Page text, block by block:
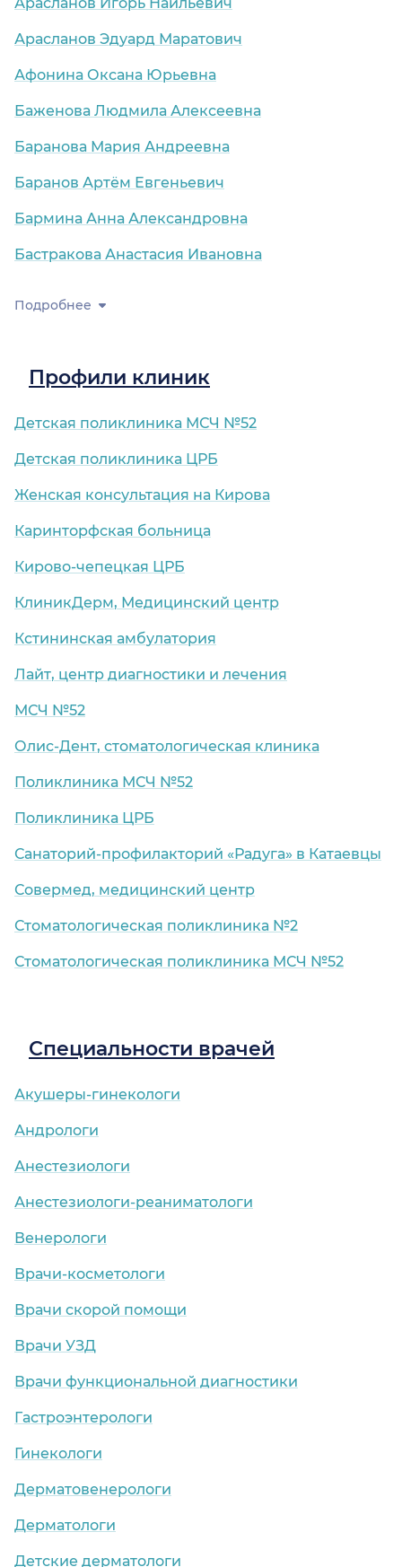
Арасланов Эдуард Маратович
Афонина Оксана Юрьевна
Баженова Людмила Алексеевна
Баранова Мария Андреевна
Баранов Артём Евгеньевич
Бармина Анна Александровна
Бастракова Анастасия Ивановна
Подробнее
Профили клиник
Детская поликлиника МСЧ №52
Детская поликлиника ЦРБ
Женская консультация на Кирова
Каринторфская больница
Кирово-чепецкая ЦРБ
КлиникДерм, Медицинский центр
Кстининская амбулатория
Лайт, центр диагностики и лечения
МСЧ №52
Олис-Дент, стоматологическая клиника
Поликлиника МСЧ №52
Поликлиника ЦРБ
Санаторий-профилакторий «Радуга» в Катаевцы
Совермед, медицинский центр
Стоматологическая поликлиника №2
Стоматологическая поликлиника МСЧ №52
Специальности врачей
Акушеры-гинекологи
Андрологи
Анестезиологи
Анестезиологи-реаниматологи
Венерологи
Врачи-косметологи
Врачи скорой помощи
Врачи УЗД
Врачи функциональной диагностики
Гастроэнтерологи
Гинекологи
Дерматовенерологи
Дерматологи
Детские дерматологи